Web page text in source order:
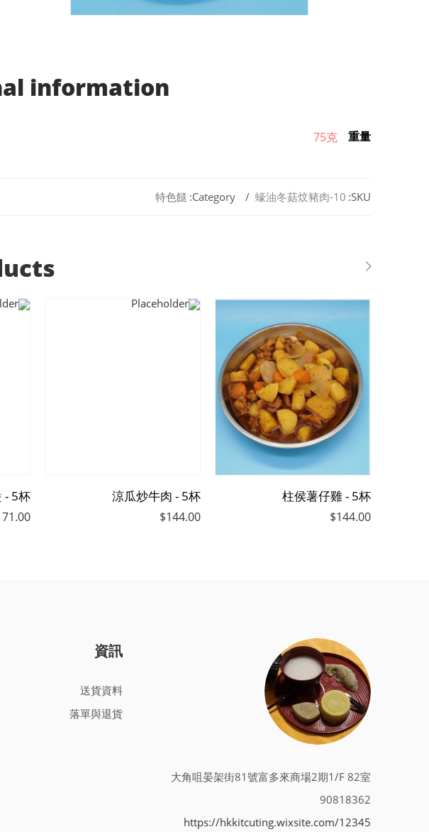
information
重量
75克
SKU:
蠔油冬菇炆豬肉-10
Category:
特色餸
柱侯薯仔雞 - 5杯
$144.00
涼瓜炒牛肉 - 5杯
$144.00
- 5杯
大角咀晏架街81號富多來商場2期1/F 82室
90818362
https://hkkitcuting.wixsite.com/12345
資訊
送貨資料
落單與退貨